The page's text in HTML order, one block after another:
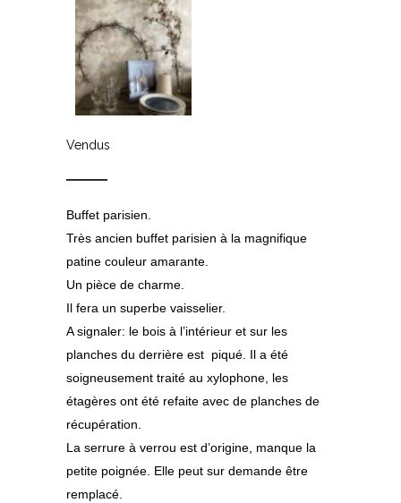
Vendus
Buffet parisien.
Très ancien buffet parisien à la magnifique
patine couleur amarante.
Un pièce de charme.
Il fera un superbe vaisselier.
A signaler: le bois à l’intérieur et sur les
planches du derrière est piqué. Il a été
soigneusement traité au xylophone, les
étagères ont été refaite avec de planches de
récupération.
La serrure à verrou est d’origine, manque la
petite poignée. Elle peut sur demande être
remplacé.